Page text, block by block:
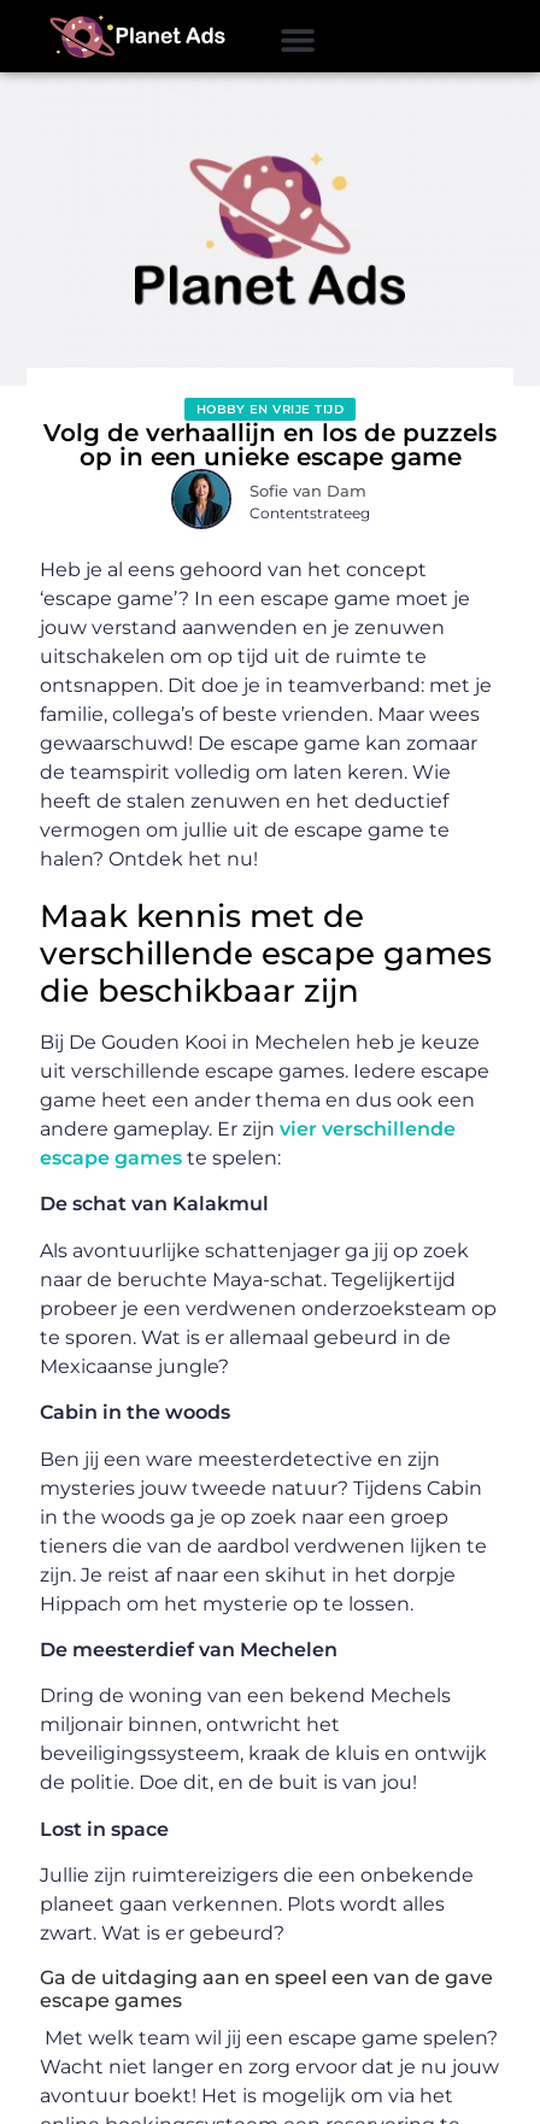
HOBBY EN VRIJE TIJD
Volg de verhaallijn en los de puzzels
op in een unieke escape game
Sofie van Dam
Contentstrateeg
Heb je al eens gehoord van het concept
‘escape game’? In een escape game moet je
jouw verstand aanwenden en je zenuwen
uitschakelen om op tijd uit de ruimte te
ontsnappen. Dit doe je in teamverband: met je
familie, collega’s of beste vrienden. Maar wees
gewaarschuwd! De escape game kan zomaar
de teamspirit volledig om laten keren. Wie
heeft de stalen zenuwen en het deductief
vermogen om jullie uit de escape game te
halen? Ontdek het nu!
Maak kennis met de
verschillende escape games
die beschikbaar zijn
Bij De Gouden Kooi in Mechelen heb je keuze
uit verschillende escape games. Iedere escape
game heet een ander thema en dus ook een
andere gameplay. Er zijnvier verschillende
escape games te spelen:
De schat van Kalakmul
Als avontuurlijke schattenjager ga jij op zoek
naar de beruchte Maya-schat. Tegelijkertijd
probeer je een verdwenen onderzoeksteam op
te sporen. Wat is er allemaal gebeurd in de
Mexicaanse jungle?
Cabin in the woods
Ben jij een ware meesterdetective en zijn
mysteries jouw tweede natuur? Tijdens Cabin
in the woods ga je op zoek naar een groep
tieners die van de aardbol verdwenen lijken te
zijn. Je reist af naar een skihut in het dorpje
Hippach om het mysterie op te lossen.
De meesterdief van Mechelen
Dring de woning van een bekend Mechels
miljonair binnen, ontwricht het
beveiligingssysteem, kraak de kluis en ontwijk
de politie. Doe dit, en de buit is van jou!
Lost in space
Jullie zijn ruimtereizigers die een onbekende
planeet gaan verkennen. Plots wordt alles
zwart. Wat is er gebeurd?
Ga de uitdaging aan en speel een van de gave
escape games
Met welk team wil jij een escape game spelen?
Wacht niet langer en zorg ervoor dat je nu jouw
avontuur boekt! Het is mogelijk om via het